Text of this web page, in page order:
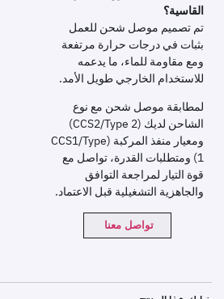
القاسية؟
تم تصميم موصل شحن للعمل
بثبات في درجات حرارة مرتفعة
ومع مقاومة للماء، ما يدعمه
للاستخدام الخارجي طويل الأمد.
لمطابقة موصل شحن مع نوع
الشاحن لديك (CCS2/Type 2)
ومعيار منفذ المركبة (CCS1/Type
1) ومتطلبات القدرة، تواصل مع
قوة التيار لمراجعة التوافق
والجاهزية التشغيلية قبل الاعتماد.
تواصل معنا